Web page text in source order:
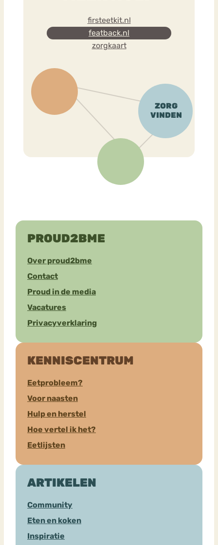
firsteetkit.nl
featback.nl
zorgkaart
PROUD2BME
Over proud2bme
Contact
Proud in de media
Vacatures
Privacyverklaring
KENNISCENTRUM
Eetprobleem?
Voor naasten
Hulp en herstel
Hoe vertel ik het?
Eetlijsten
ARTIKELEN
Community
Eten en koken
Inspiratie